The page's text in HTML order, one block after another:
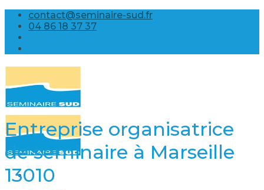
Skip
content
contact@seminaire-sud.fr
04 86 18 37 37
Entreprise organisatrice
de seminaire à Marseille
13010